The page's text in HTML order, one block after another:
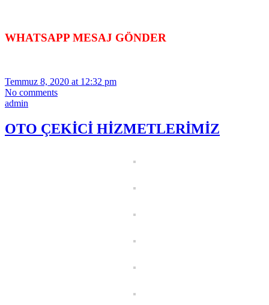
WHATSAPP MESAJ GÖNDER
Temmuz 8, 2020 at 12:32 pm
No comments
admin
OTO ÇEKİCİ HİZMETLERİMİZ